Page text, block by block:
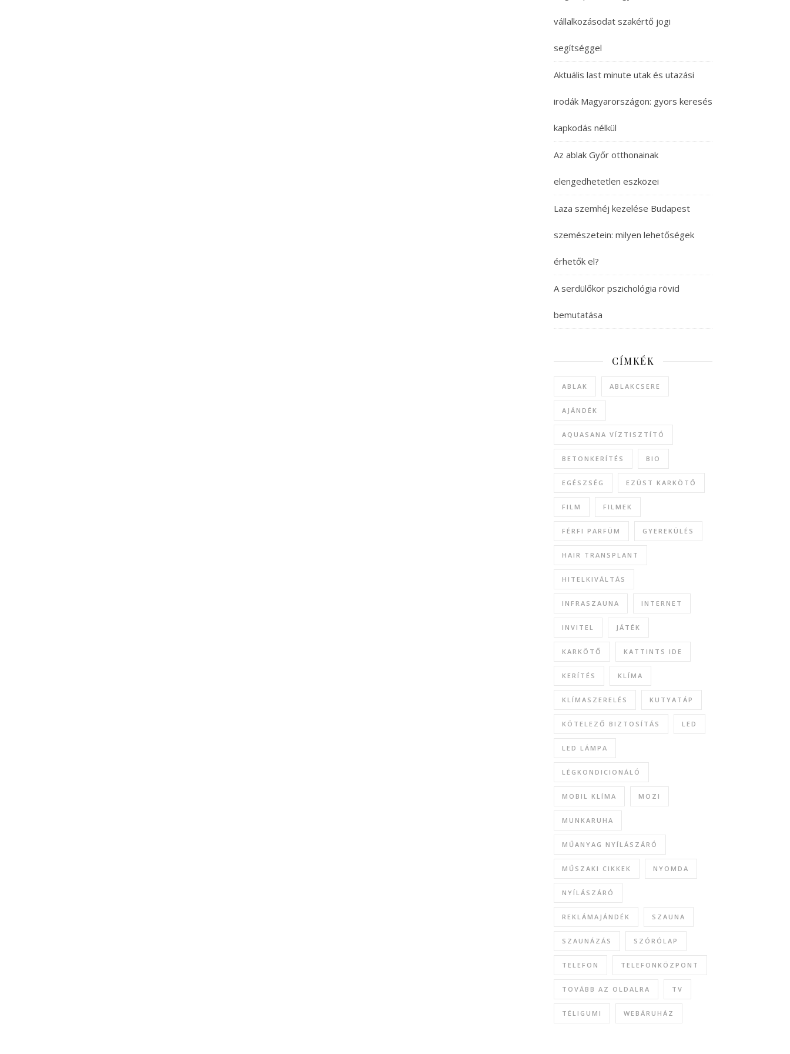
vállalkozásodat szakértő jogi
segítséggel
Aktuális last minute utak és utazási
irodák Magyarországon: gyors keresés
kapkodás nélkül
Az ablak Győr otthonainak
elengedhetetlen eszközei
Laza szemhéj kezelése Budapest
szemészetein: milyen lehetőségek
érhetők el?
A serdülőkor pszichológia rövid
bemutatása
CÍMKÉK
ABLAK ABLAKCSERE
AJÁNDÉK
AQUASANA VÍZTISZTÍTÓ
BETONKERÍTÉS BIO
EGÉSZSÉG EZÜST KARKÖTŐ
FILM FILMEK
FÉRFI PARFÜM GYEREKÜLÉS
HAIR TRANSPLANT
HITELKIVÁLTÁS
INFRASZAUNA INTERNET
INVITEL JÁTÉK
KARKÖTŐ KATTINTS IDE
KERÍTÉS KLÍMA
KLÍMASZERELÉS KUTYATÁP
KÖTELEZŐ BIZTOSÍTÁS LED
LED LÁMPA
LÉGKONDICIONÁLÓ
MOBIL KLÍMA MOZI
MUNKARUHA
MŰANYAG NYÍLÁSZÁRÓ
MŰSZAKI CIKKEK NYOMDA
NYÍLÁSZÁRÓ
REKLÁMAJÁNDÉK SZAUNA
SZAUNÁZÁS SZÓRÓLAP
TELEFON TELEFONKÖZPONT
TOVÁBB AZ OLDALRA TV
TÉLIGUMI WEBÁRUHÁZ